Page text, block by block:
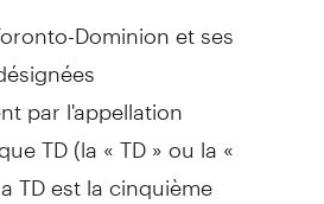
Dominion et ses
par l'appellation
TD (la « TD » ou la «
TD est la cinquième